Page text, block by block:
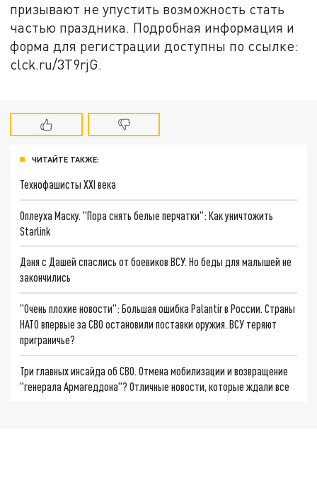
призывают не упустить возможность стать
частью праздника. Подробная информация и
форма для регистрации доступны по ссылке:
clck.ru/3T9rjG.
ЧИТАЙТЕ ТАКЖЕ:
Технофашисты XXI века
Оплеуха Маску. "Пора снять белые перчатки": Как уничтожить
Starlink
Даня с Дашей спаслись от боевиков ВСУ. Но беды для малышей не
закончились
"Очень плохие новости": Большая ошибка Palantir в России. Страны
НАТО впервые за СВО остановили поставки оружия. ВСУ теряют
приграничье?
Три главных инсайда об СВО. Отмена мобилизации и возвращение
"генерала Армагеддона"? Отличные новости, которые ждали все